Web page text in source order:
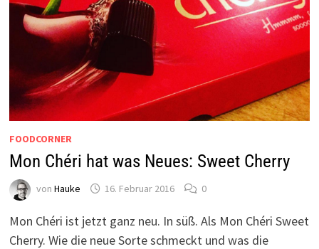
FOODCORNER
Mon Chéri hat was Neues: Sweet Cherry
von Hauke 16. Februar 2016 0
Mon Chéri ist jetzt ganz neu. In süß. Als Mon Chéri Sweet
Cherry. Wie die neue Sorte schmeckt und was die